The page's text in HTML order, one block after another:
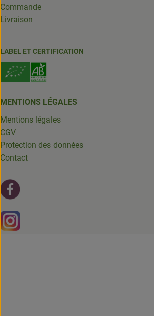
Commande
Livraison
LABEL ET CERTIFICATION
MENTIONS LÉGALES
Mentions légales
CGV
Protection des données
Contact
Lien externe vers https://